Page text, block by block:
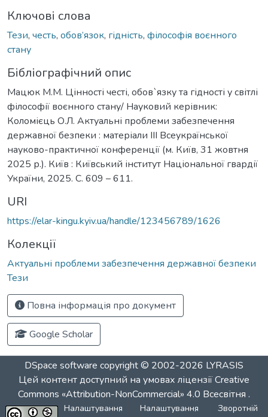
Ключові слова
Тези, честь, обов’язок, гідність, філософія воєнного
стану
Бібліографічний опис
Мацюк М.М. Цінності честі, обов`язку та гідності у світлі
філософії воєнного стану/ Науковий керівник:
Коломієць О.Л. Актуальні проблеми забезпечення
державної безпеки : матеріали ІІІ Всеукраїнської
науково-практичної конференції (м. Київ, 31 жовтня
2025 р.). Київ : Київський інститут Національної гвардії
України, 2025. С. 609 – 611.
URI
https://elar-kingu.kyiv.ua/handle/123456789/1626
Колекції
Актуальні проблеми забезпечення державної безпеки
Тези
Повна інформація про документ
Google Scholar
DSpace software copyright © 2002-2026 LYRASIS
Цей контент доступний на умовах ліцензіїCreative
Commons «Attribution-NonCommercial» 4.0 Всесвітня .
Налаштування
Налаштування
Зворотній